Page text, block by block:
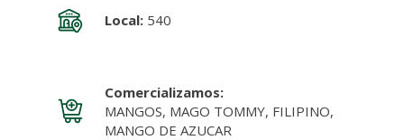
Local:540
Comercializamos:
MANGOS, MAGO TOMMY, FILIPINO,
MANGO DE AZUCAR